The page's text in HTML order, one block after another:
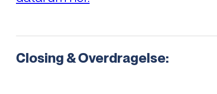
Closing & Overdragelse: